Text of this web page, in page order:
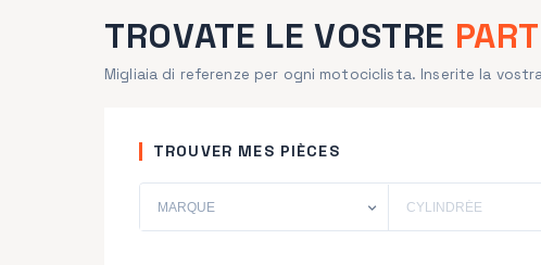
TROVATE LE VOSTRE
Migliaia di referenze per ogni motociclista. Inserite la
TROUVER MES PIÈCES